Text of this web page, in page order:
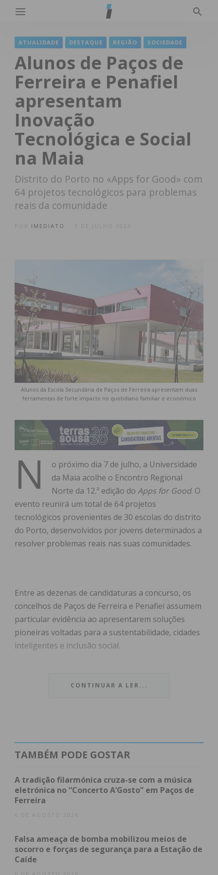
ATUALIDADE DESTAQUE REGIÃO SOCIEDADE
Alunos de Paços de
Ferreira e Penafiel
apresentam
Inovação
Tecnológica e Social
na Maia
Distrito do Porto no «Apps for Good» com
64 projetos tecnológicos para problemas
reais da comunidade
IMEDIATO
Alunos da Escola Secundária de Paços de Ferreira apresentam duas
ferramentas de forte impacto no quotidiano familiar e económico
N
o próximo dia 7 de julho, a Universidade
da Maia acolhe o Encontro Regional
Norte da 12.ª edição do Apps for Good. O
evento reunirá um total de 64 projetos
tecnológicos provenientes de 30 escolas do distrito
do Porto, desenvolvidos por jovens determinados a
resolver problemas reais nas suas comunidades.
Entre as dezenas de candidaturas a concurso, os
concelhos de Paços de Ferreira e Penafiel assumem
particular evidência ao apresentarem soluções
pioneiras voltadas para a sustentabilidade, cidades
inteligentes e inclusão social.
Ambiente
Tecnologia com impacto humano
Paços de Ferreira aposta na
empregabilidade e no combate
Os alunos da Escola Secundária de Paços de
Ferreira destacam-se pela apresentação de duas
CONTINUAR A LER...
TAMBÉM PODE GOSTAR
A tradição filarmónica cruza-se com a música
eletrónica no “Concerto A’Gosto” em Paços de
Ferreira
6 DE AGOSTO 2026
Falsa ameaça de bomba mobilizou meios de
socorro e forças de segurança para a Estação de
Caíde